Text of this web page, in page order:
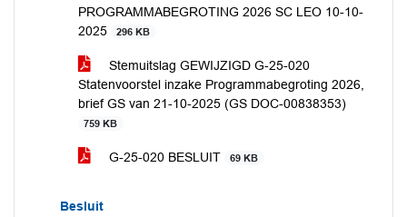
PROGRAMMABEGROTING 2026 SC LEO 10-10-
2025
296 KB
Stemuitslag GEWIJZIGD G-25-020
Statenvoorstel inzake Programmabegroting 2026,
brief GS van 21-10-2025 (GS DOC-00838353)
759 KB
G-25-020 BESLUIT 69 KB
Besluit